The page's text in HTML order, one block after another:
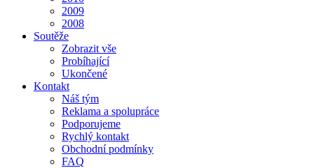
2009
2008
Soutěže
Zobrazit vše
Probíhající
Ukončené
Kontakt
Náš tým
Reklama a spolupráce
Podporujeme
Rychlý kontakt
Obchodní podmínky
FAQ